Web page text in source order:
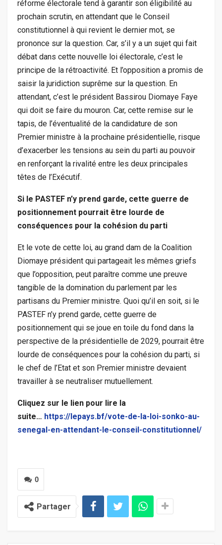
réforme électorale tend à garantir son éligibilité au
prochain scrutin, en attendant que le Conseil
constitutionnel à qui revient le dernier mot, se
prononce sur la question. Car, s’il y a un sujet qui fait
débat dans cette nouvelle loi électorale, c’est le
principe de la rétroactivité. Et l’opposition a promis de
saisir la juridiction suprême sur la question. En
attendant, c’est le président Bassirou Diomaye Faye
qui doit se faire du mouron. Car, cette remise sur le
tapis, de l’éventualité de la candidature de son
Premier ministre à la prochaine présidentielle, risque
d’exacerber les tensions au sein du parti au pouvoir
en renforçant la rivalité entre les deux principales
têtes de l’Exécutif.
Si le PASTEF n’y prend garde, cette guerre de
positionnement pourrait être lourde de
conséquences pour la cohésion du parti
Et le vote de cette loi, au grand dam de la Coalition
Diomaye président qui partageait les mêmes griefs
que l’opposition, peut paraître comme une preuve
tangible de la domination du parlement par les
partisans du Premier ministre. Quoi qu’il en soit, si le
PASTEF n’y prend garde, cette guerre de
positionnement qui se joue en toile du fond dans la
perspective de la présidentielle de 2029, pourrait être
lourde de conséquences pour la cohésion du parti, si
le chef de l’Etat et son Premier ministre devaient
travailler à se neutraliser mutuellement.
Cliquez sur le lien pour lire la
suite… https://lepays.bf/vote-de-la-loi-sonko-au-
senegal-en-attendant-le-conseil-constitutionnel/
0
Partager